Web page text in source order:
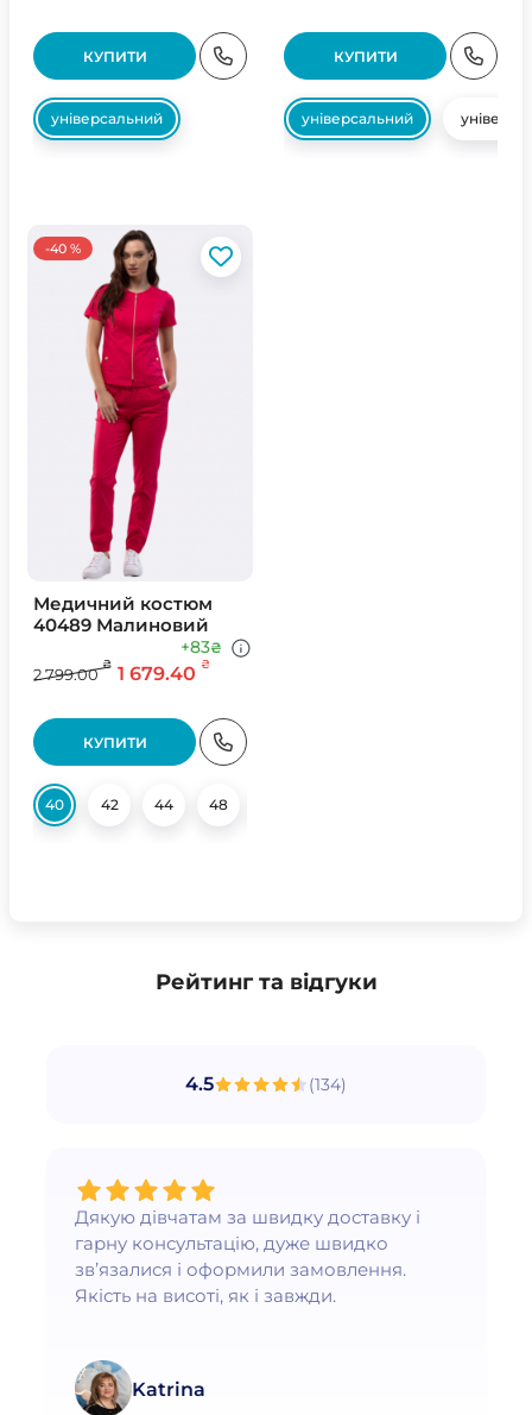
КУПИТИ
універсальний
КУПИТИ
універсальний
-40 %
Медичний костюм
40489 Малиновий
2 799.00
₴ 1 679.40 ₴
+83₴
КУПИТИ
40 42 44 48
Рейтинг та відгуки
4.5 (134)
Дякую дівчатам за швидку доставку і
гарну консультацію, дуже швидко
зв’язалися і оформили замовлення.
Якість на висоті, як і завжди.
Katrina